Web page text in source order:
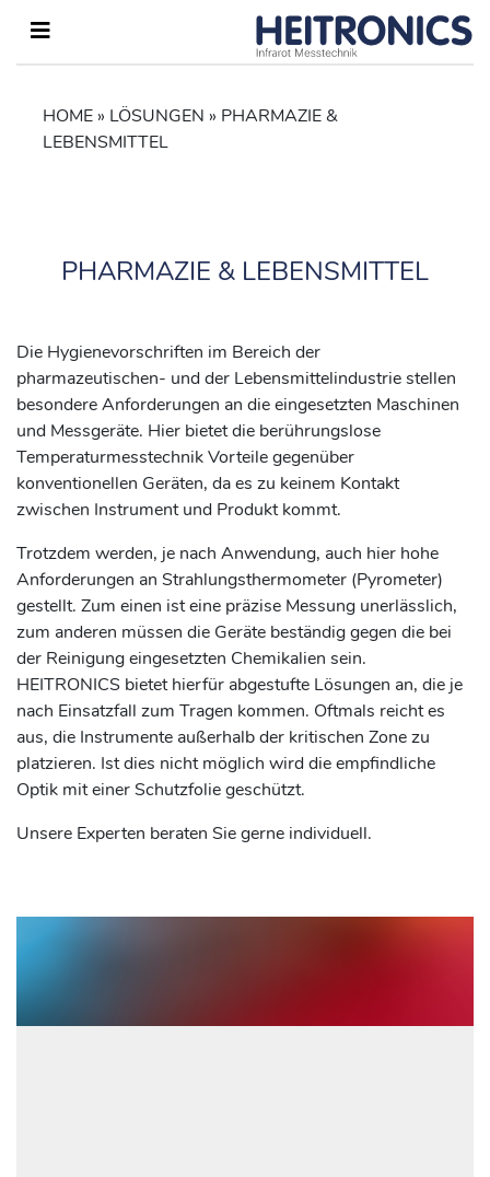
HOME » LÖSUNGEN » PHARMAZIE &
LEBENSMITTEL
PHARMAZIE & LEBENSMITTEL
Die Hygienevorschriften im Bereich der
pharmazeutischen- und der Lebensmittelindustrie stellen
besondere Anforderungen an die eingesetzten Maschinen
und Messgeräte. Hier bietet die berührungslose
Temperaturmesstechnik Vorteile gegenüber
konventionellen Geräten, da es zu keinem Kontakt
zwischen Instrument und Produkt kommt.
Trotzdem werden, je nach Anwendung, auch hier hohe
Anforderungen an Strahlungsthermometer (Pyrometer)
gestellt. Zum einen ist eine präzise Messung unerlässlich,
zum anderen müssen die Geräte beständig gegen die bei
der Reinigung eingesetzten Chemikalien sein.
HEITRONICS bietet hierfür abgestufte Lösungen an, die je
nach Einsatzfall zum Tragen kommen. Oftmals reicht es
aus, die Instrumente außerhalb der kritischen Zone zu
platzieren. Ist dies nicht möglich wird die empfindliche
Optik mit einer Schutzfolie geschützt.
Unsere Experten beraten Sie gerne individuell.